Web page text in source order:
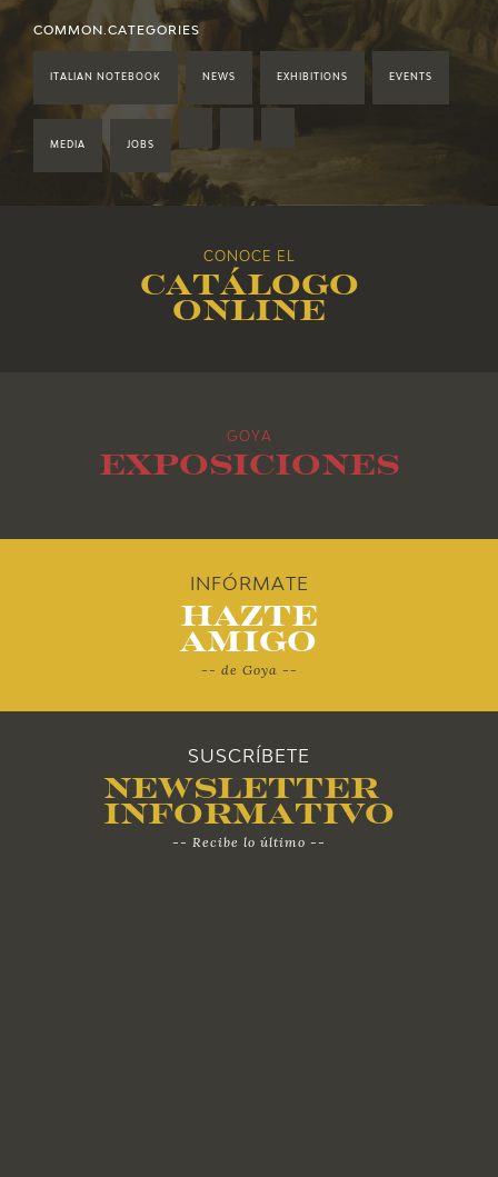
2021
2019
2018
COMMON.CATEGORIES
ITALIAN NOTEBOOK NEWS EXHIBITIONS EVENTS
MEDIA JOBS
CONOCE EL
Catálogo
online
GOYA
Exposiciones
INFÓRMATE
Hazte
Amigo
-- de Goya --
SUSCRÍBETE
Newsletter
Informativo
-- Recibe lo último --